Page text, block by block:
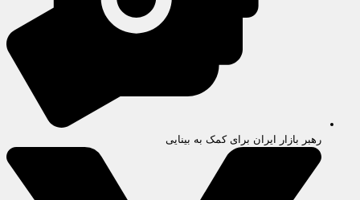
رهبر بازار ایران برای کمک به بینایی